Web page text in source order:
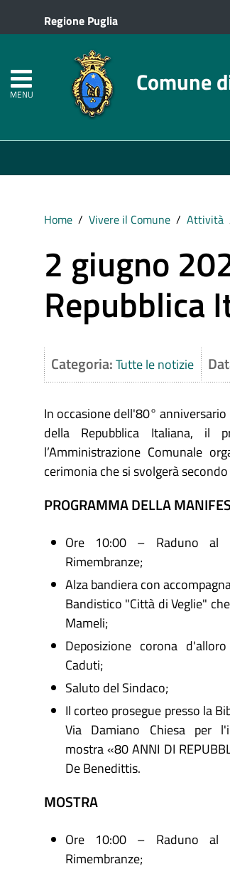
Regione Puglia
MENU Comune
Home Vivere il Comune Attività
2 giugno
Repubblica
Categoria:Tutte le notizie
In occasione dell'80°
della Repubblica Italiana, il
l’Amministrazione Comunale
cerimonia che si svolgerà
PROGRAMMA DELLA
Ore 10:00 – Raduno al
Rimembranze;
Alza bandiera con
Bandistico "Città di Veglie"
Mameli;
Deposizione corona
Caduti;
Saluto del Sindaco;
Il corteo prosegue presso la
Via Damiano Chiesa per
mostra «80 ANNI DI
De Benedittis.
MOSTRA
Ore 10:00 – Raduno al
Rimembranze;